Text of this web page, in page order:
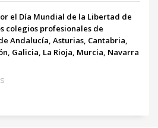
el Día Mundial de la Libertad de
colegios profesionales de
Andalucía, Asturias, Cantabria,
Galicia, La Rioja, Murcia, Navarra